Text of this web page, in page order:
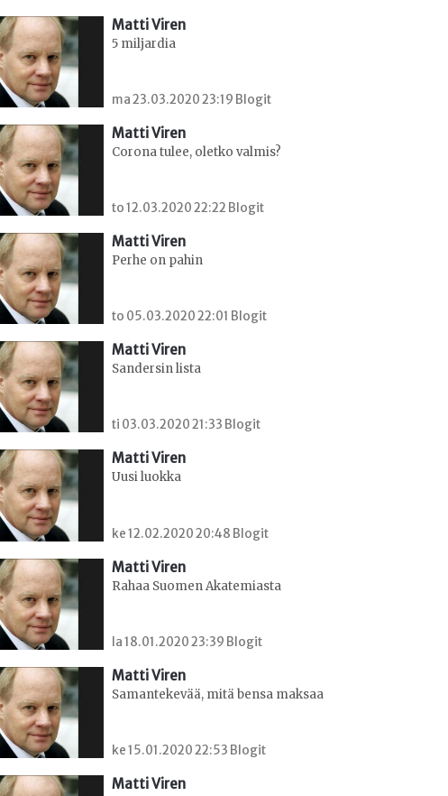
Matti Viren
5 miljardia
ma 23.03.2020 23:19 Blogit
Matti Viren
Corona tulee, oletko valmis?
to 12.03.2020 22:22 Blogit
Matti Viren
Perhe on pahin
to 05.03.2020 22:01 Blogit
Matti Viren
Sandersin lista
ti 03.03.2020 21:33 Blogit
Matti Viren
Uusi luokka
ke 12.02.2020 20:48 Blogit
Matti Viren
Rahaa Suomen Akatemiasta
la 18.01.2020 23:39 Blogit
Matti Viren
Samantekevää, mitä bensa maksaa
ke 15.01.2020 22:53 Blogit
Matti Viren